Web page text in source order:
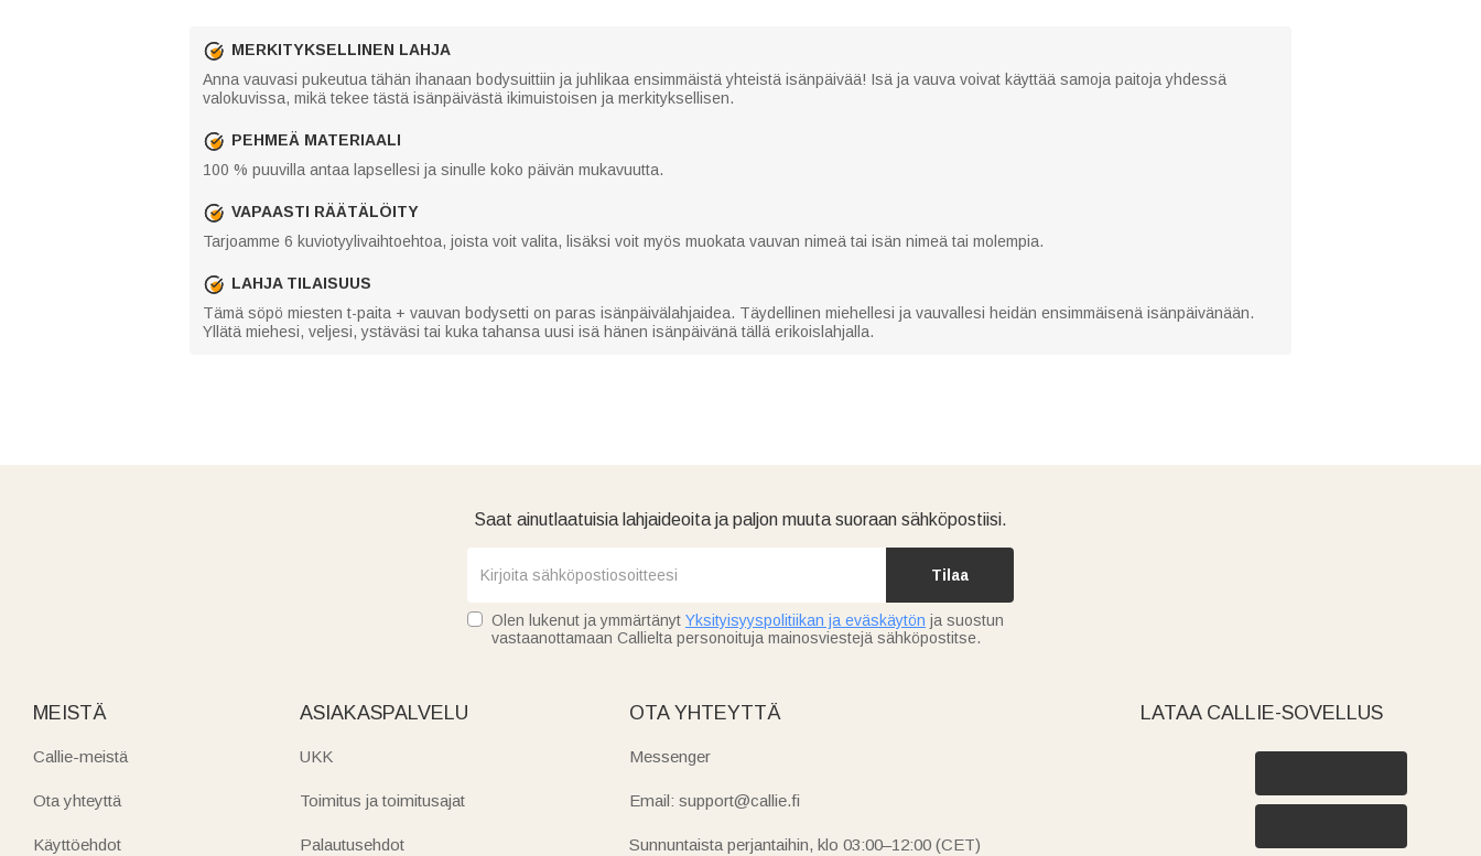
MERKITYKSELLINEN LAHJA
Anna vauvasi pukeutua tähän ihanaan bodysuittiin ja juhlikaa ensimmäistä yhteistä isänpäivää! Isä ja vauva voivat käyttää samoja paitoja yhdessä
valokuvissa, mikä tekee tästä isänpäivästä ikimuistoisen ja merkityksellisen.
PEHMEÄ MATERIAALI
100 % puuvilla antaa lapsellesi ja sinulle koko päivän mukavuutta.
VAPAASTI RÄÄTÄLÖITY
Tarjoamme 6 kuviotyylivaihtoehtoa, joista voit valita, lisäksi voit myös muokata vauvan nimeä tai isän nimeä tai molempia.
LAHJA TILAISUUS
Tämä söpö miesten t-paita + vauvan bodysetti on paras isänpäivälahjaidea. Täydellinen miehellesi ja vauvallesi heidän ensimmäisenä isänpäivänään.
Yllätä miehesi, veljesi, ystäväsi tai kuka tahansa uusi isä hänen isänpäivänä tällä erikoislahjalla.
Saat ainutlaatuisia lahjaideoita ja paljon muuta suoraan sähköpostiisi.
Tilaa
Olen lukenut ja ymmärtänyt Yksityisyyspolitiikan ja eväskäytön ja suostun
vastaanottamaan Callielta personoituja mainosviestejä sähköpostitse.
MEISTÄ
Callie-meistä
Ota yhteyttä
Käyttöehdot
ASIAKASPALVELU
UKK
Toimitus ja toimitusajat
Palautusehdot
OTA YHTEYTTÄ
Messenger
Email: support@callie.fi
Sunnuntaista perjantaihin, klo 03:00–12:00 (CET)
LATAA CALLIE-SOVELLUS